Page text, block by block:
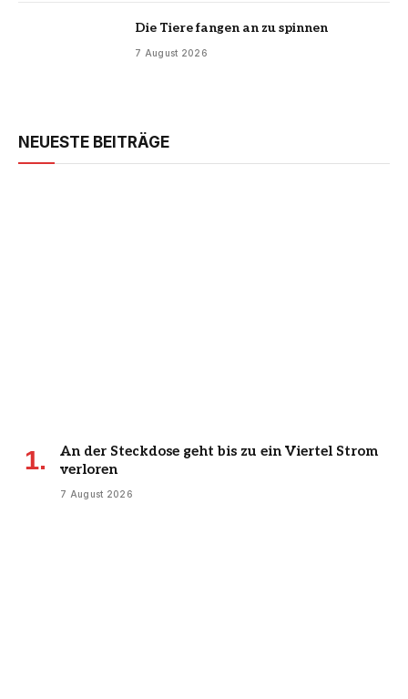
Die Tiere fangen an zu spinnen
7 August 2026
NEUESTE BEITRÄGE
An der Steckdose geht bis zu ein Viertel Strom
verloren
7 August 2026